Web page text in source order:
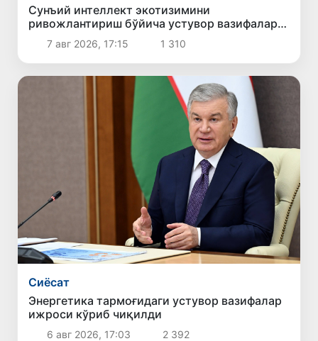
Сунъий интеллект экотизимини
ривожлантириш бўйича устувор вазифалар
белгиланди
7 авг 2026, 17:15 1 310
Сиёсат
Энергетика тармоғидаги устувор вазифалар
ижроси кўриб чиқилди
6 авг 2026, 17:03 2 392